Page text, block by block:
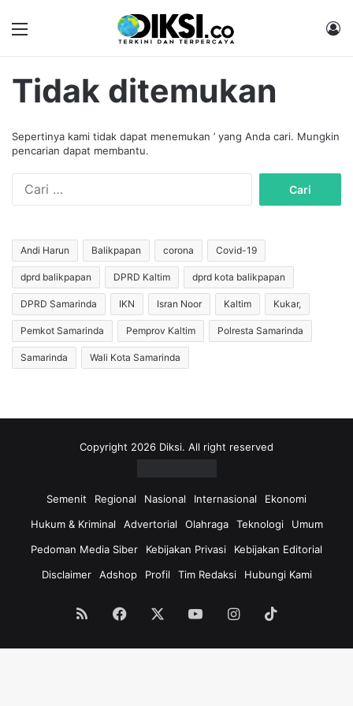
Tidak ditemukan
Sepertinya kami tidak dapat menemukan ’ yang Anda cari. Mungkin
pencarian dapat membantu.
u
n
t
u
k
:
Andi Harun Balikpapan corona Covid-19
dprd balikpapan DPRD Kaltim dprd kota balikpapan
DPRD Samarinda IKN Isran Noor Kaltim Kukar,
Pemkot Samarinda Pemprov Kaltim Polresta Samarinda
Samarinda Wali Kota Samarinda
Copyright 2026 Diksi. All right reserved
Semenit Regional Nasional Internasional
Ekonomi
Hukum & Kriminal
Advertorial Olahraga Teknologi
Umum
Pedoman Media Siber
Kebijakan Privasi
Kebijakan Editorial
Disclaimer
Adshop Profil Tim Redaksi Hubungi Kami
RSS Facebook YouTubeInstagram